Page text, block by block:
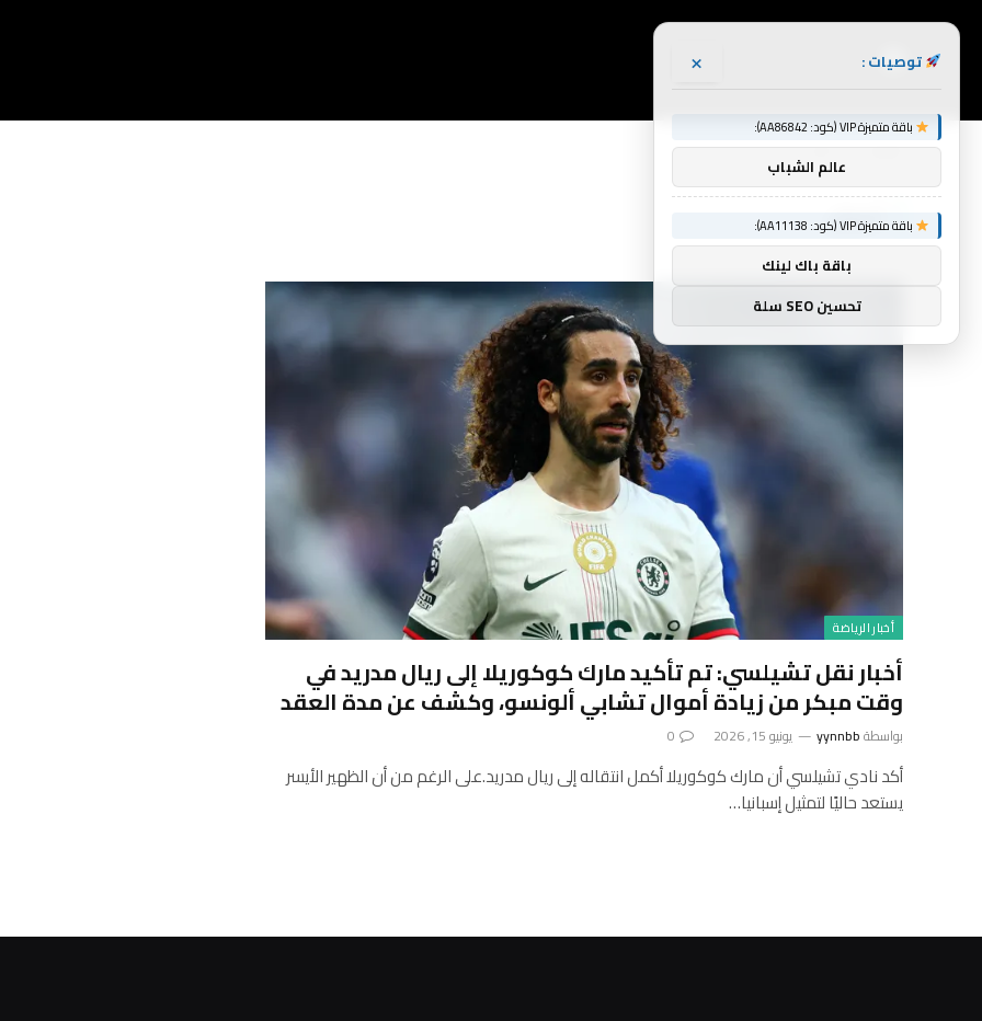
الرئيسية » أموال
أموال
أخبار الرياضة
أخبار نقل تشيلسي: تم تأكيد مارك كوكوريلا إلى ريال مدريد في
وقت مبكر من زيادة أموال تشابي ألونسو، وكشف عن مدة العقد
بواسطةyynnbb يونيو 15, 2026 0
أكد نادي تشيلسي أن مارك كوكوريلا أكمل انتقاله إلى ريال مدريد.على الرغم من أن الظهير الأيسر
يستعد حاليًا لتمثيل إسبانيا…
توصيات : ×
باقة متميزة VIP (كود: AA86842):
عالم الشباب
باقة متميزة VIP (كود: AA11138):
باقة باك لينك
تحسين SEO سلة